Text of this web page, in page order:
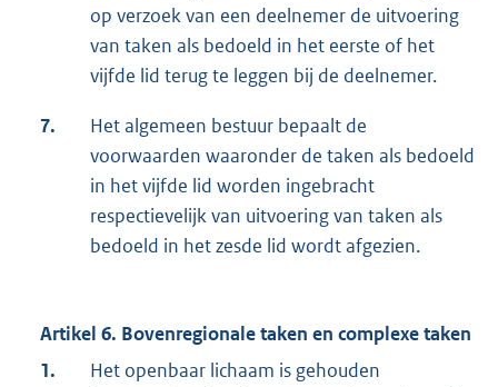
op verzoek van een deelnemer de uitvoering
van taken als bedoeld in het eerste of het
vijfde lid terug te leggen bij de deelnemer.
7.
Het algemeen bestuur bepaalt de
voorwaarden waaronder de taken als bedoeld
in het vijfde lid worden ingebracht
respectievelijk van uitvoering van taken als
bedoeld in het zesde lid wordt afgezien.
Artikel 6. Bovenregionale taken en complexe taken
1.
Het openbaar lichaam is gehouden